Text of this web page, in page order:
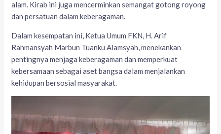
alam. Kirab ini juga mencerminkan semangat gotong royong
dan persatuan dalam keberagaman.
Dalam kesempatan ini, Ketua Umum FKN, H. Arif
Rahmansyah Marbun Tuanku Alamsyah, menekankan
pentingnya menjaga keberagaman dan memperkuat
kebersamaan sebagai aset bangsa dalam menjalankan
kehidupan bersosial masyarakat.